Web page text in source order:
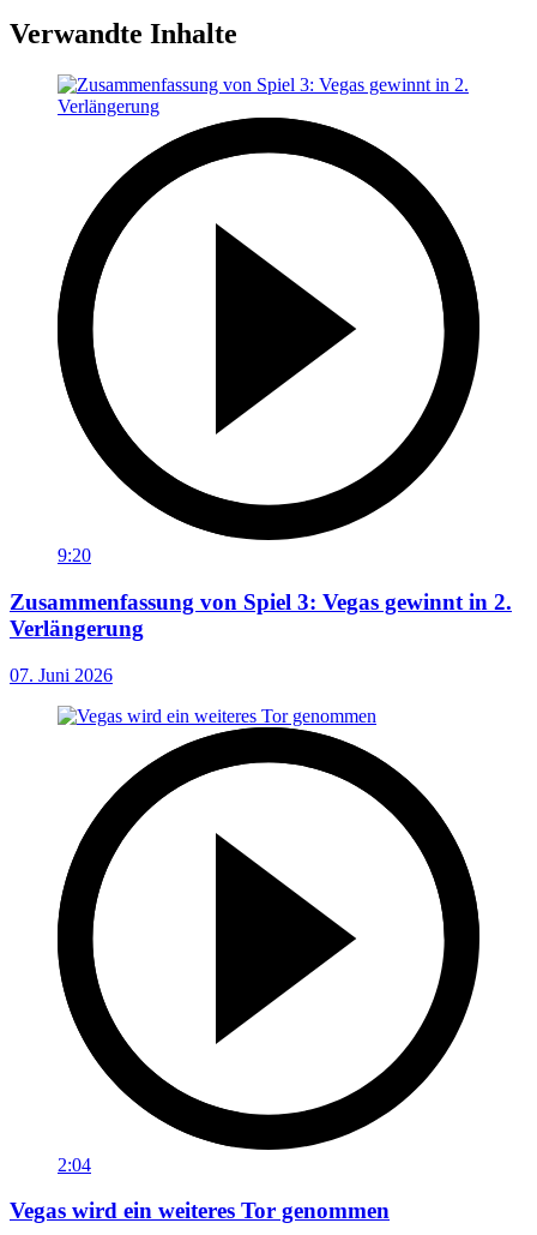
Verwandte Inhalte
9:20
Zusammenfassung von Spiel 3: Vegas gewinnt in 2.
Verlängerung
07. Juni 2026
2:04
Vegas wird ein weiteres Tor genommen